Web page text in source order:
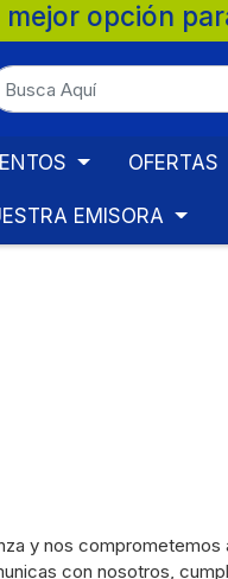
💚 🛒
OFERTAS
EMISORA
y nos
con nosotros,